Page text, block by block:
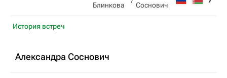
Блинкова
Соснович
История встреч
Александра Соснович